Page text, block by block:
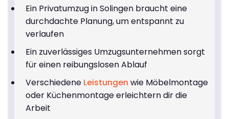
Ein Privatumzug in Solingen braucht eine
durchdachte Planung, um entspannt zu
verlaufen
Ein zuverlässiges Umzugsunternehmen sorgt
für einen reibungslosen Ablauf
Verschiedene Leistungen wie Möbelmontage
oder Küchenmontage erleichtern dir die
Arbeit